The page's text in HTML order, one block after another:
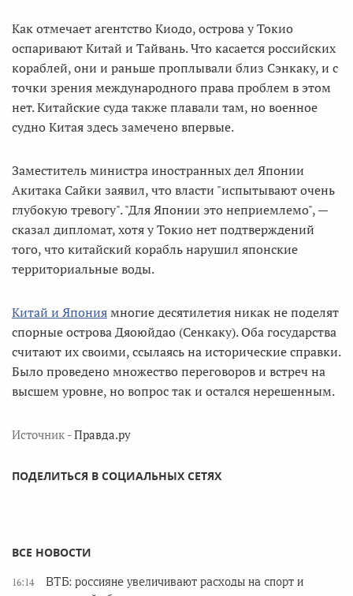
Как отмечает агентство Киодо, острова у Токио
оспаривают Китай и Тайвань. Что касается российских
кораблей, они и раньше проплывали близ Сэнкаку, и с
точки зрения международного права проблем в этом
нет. Китайские суда также плавали там, но военное
судно Китая здесь замечено впервые.
Заместитель министра иностранных дел Японии
Акитака Сайки заявил, что власти "испытывают очень
глубокую тревогу". "Для Японии это неприемлемо", —
сказал дипломат, хотя у Токио нет подтверждений
того, что китайский корабль нарушил японские
территориальные воды.
Китай и Япониямногие десятилетия никак не поделят
спорные острова Дяоюйдао (Сенкаку). Оба государства
считают их своими, ссылаясь на исторические справки.
Было проведено множество переговоров и встреч на
высшем уровне, но вопрос так и остался нерешенным.
Источник -Правда.ру
ПОДЕЛИТЬСЯ В СОЦИАЛЬНЫХ СЕТЯХ
ВСЕ НОВОСТИ
16:14
ВТБ: россияне увеличивают расходы на спорт и